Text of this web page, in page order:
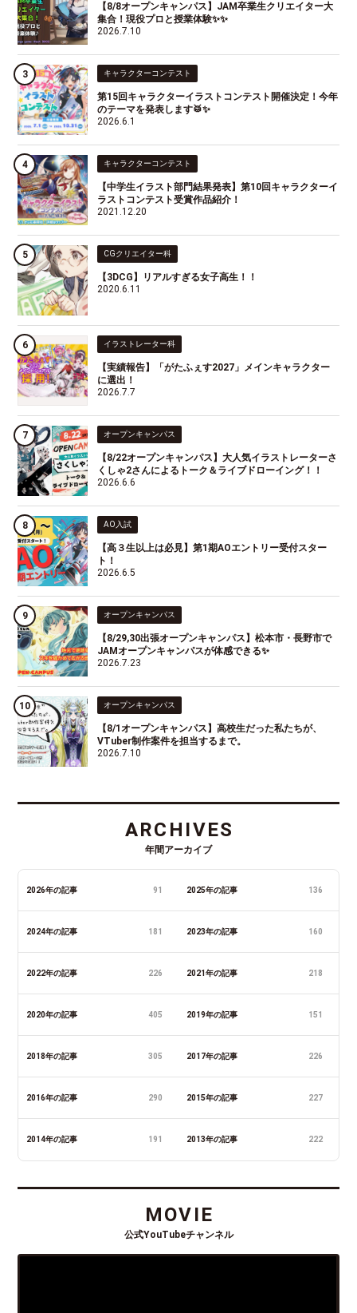
【8/8オープンキャンパス】JAM卒業生クリエイター大
集合！現役プロと授業体験✨✨
2026.7.10
キャラクターコンテスト
第15回キャラクターイラストコンテスト開催決定！今年
のテーマを発表します🥁✨
2026.6.1
キャラクターコンテスト
【中学生イラスト部門結果発表】第10回キャラクターイ
ラストコンテスト受賞作品紹介！
2021.12.20
CGクリエイター科
【3DCG】リアルすぎる女子高生！！
2020.6.11
イラストレーター科
【実績報告】「がたふぇす2027」メインキャラクター
に選出！
2026.7.7
オープンキャンパス
【8/22オープンキャンパス】大人気イラストレーターさ
くしゃ2さんによるトーク＆ライブドローイング！！
2026.6.6
AO入試
【高３生以上は必見】第1期AOエントリー受付スター
ト！
2026.6.5
オープンキャンパス
【8/29,30出張オープンキャンパス】松本市・長野市で
JAMオープンキャンパスが体感できる✨
2026.7.23
オープンキャンパス
【8/1オープンキャンパス】高校生だった私たちが、
VTuber制作案件を担当するまで。
2026.7.10
ARCHIVES
年間アーカイブ
2026年の記事 91 2025年の記事 136
2024年の記事 181 2023年の記事 160
2022年の記事 226 2021年の記事 218
2020年の記事 405 2019年の記事 151
2018年の記事 305 2017年の記事 226
2016年の記事 290 2015年の記事 227
2014年の記事 191 2013年の記事 222
MOVIE
公式YouTubeチャンネル